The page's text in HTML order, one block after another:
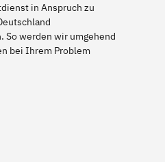
in Anspruch zu
werden wir umgehend
bei Ihrem Problem